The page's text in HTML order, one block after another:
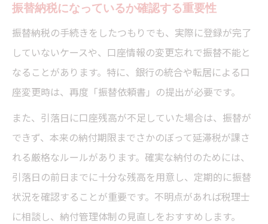
振替納税になっているか確認する重要性
振替納税の手続きをしたつもりでも、実際に登録が完了
していないケースや、口座情報の変更忘れで振替不能と
なることがあります。特に、銀行の統合や転居による口
座変更時は、再度「振替依頼書」の提出が必要です。
また、引落日に口座残高が不足していた場合は、振替が
できず、本来の納付期限までさかのぼって延滞税が課さ
れる厳格なルールがあります。確実な納付のためには、
引落日の前日までに十分な残高を用意し、定期的に振替
状況を確認することが重要です。不明点があれば税理士
に相談し、納付管理体制の見直しをおすすめします。